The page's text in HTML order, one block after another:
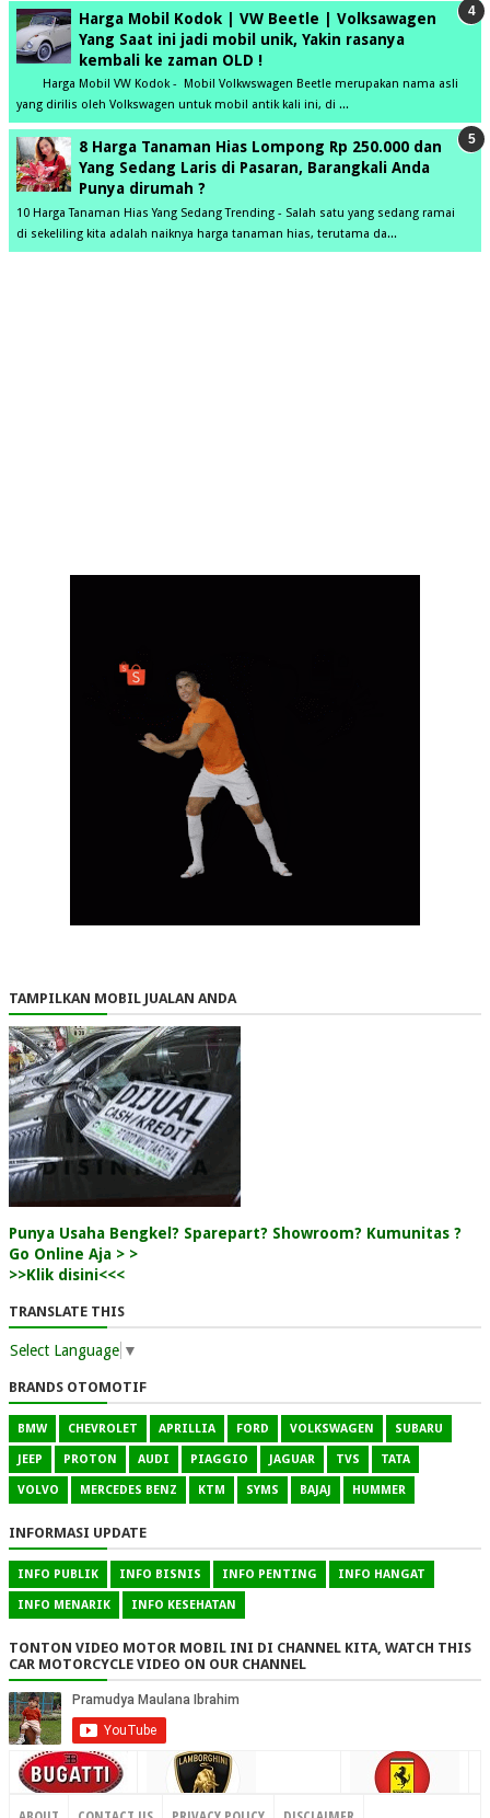
Harga Mobil Kodok | VW Beetle | Volksawagen
Yang Saat ini jadi mobil unik, Yakin rasanya
kembali ke zaman OLD !
Harga Mobil VW Kodok - Mobil Volkwswagen Beetle merupakan nama asli
yang dirilis oleh Volkswagen untuk mobil antik kali ini, di ...
8 Harga Tanaman Hias Lompong Rp 250.000 dan
Yang Sedang Laris di Pasaran, Barangkali Anda
Punya dirumah ?
10 Harga Tanaman Hias Yang Sedang Trending - Salah satu yang sedang ramai
di sekeliling kita adalah naiknya harga tanaman hias, terutama da...
TAMPILKAN MOBIL JUALAN ANDA
Punya Usaha Bengkel? Sparepart? Showroom? Kumunitas ?
Go Online Aja > >
>>Klik disini<<<
TRANSLATE THIS
Select Language ▼
BRANDS OTOMOTIF
BMW CHEVROLET APRILLIA FORD VOLKSWAGEN SUBARU
JEEP PROTON AUDI PIAGGIO JAGUAR TVS TATA
VOLVO MERCEDES BENZ KTM SYMS BAJAJ HUMMER
INFORMASI UPDATE
INFO PUBLIK INFO BISNIS INFO PENTING INFO HANGAT
INFO MENARIK INFO KESEHATAN
TONTON VIDEO MOTOR MOBIL INI DI CHANNEL KITA, WATCH THIS
CAR MOTORCYCLE VIDEO ON OUR CHANNEL
CONTACT US